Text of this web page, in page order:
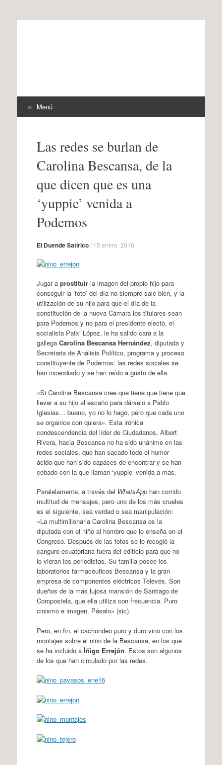
Menú
contenidoLas redes se burlan de
Carolina Bescansa, de la
que dicen que es una
‘yuppie’ venida a
Podemos
El Duende Satírico/ 15 enero, 2016
Jugar a prostituirla imagen del propio hijo para
conseguir la ‘foto’ del día no siempre sale bien, y la
utilización de su hijo para que el día de la
constitución de la nueva Cámara los titulares sean
para Podemos y no para el presidente electo, el
socialista Patxi López, le ha salido cara a la
gallega Carolina Bescansa Hernández, diputada y
Secretaria de Análisis Político, programa y proceso
constituyente de Podemos: las redes sociales se
han incendiado y se han reído a gusto de ella.
«Si Carolina Bescansa cree que tiene que tiene que
llevar a su hijo al escaño para dárselo a Pablo
Iglesias… bueno, yo no lo hago, pero que cada uno
se organice con quiera». Esta irónica
condescendencia del líder de Ciudadanos, Albert
Rivera, hacia Bescansa no ha sido unánime en las
redes sociales, que han sacado todo el humor
ácido que han sido capaces de encontrar y se han
cebado con la que llaman ‘yuppie’ venida a mas.
Paralelamente, a través del WhatsApphan corrido
multitud de mensajes, pero uno de los más crueles
es el siguiente, sea verdad o sea manipulación:
«La multimillonaria Carolina Bescansa es la
diputada con el niño al hombro que lo enseña en el
Congreso. Después de las fotos se lo recogió la
canguro ecuatoriana fuera del edificio para que no
lo vieran los periodistas. Su familia posee los
laboratorios farmacéuticos Bescansa y la gran
empresa de componentes eléctricos Televés. Son
dueños de la más lujosa mansión de Santiago de
Compostela, que ella utiliza con frecuencia. Puro
cinismo e imagen. Pásalo» (sic).
Pero, en fin, el cachondeo puro y duro vino con los
montajes sobre el niño de la Bescansa, en los que
se ha incluido a Íñigo Errejón. Estos son algunos
de los que han circulado por las redes.